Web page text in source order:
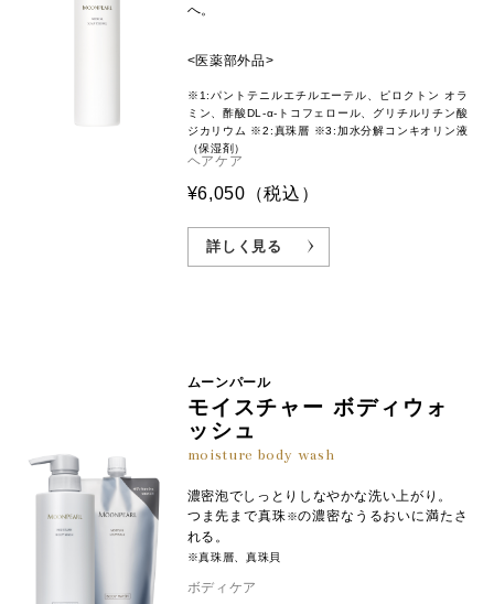
へ。
<医薬部外品>
※1:パントテニルエチルエーテル、ピロクトン オラ
ミン、酢酸DL-α-トコフェロール、グリチルリチン酸
ジカリウム ※2:真珠層 ※3:加水分解コンキオリン液
（保湿剤）
ヘアケア
¥6,050 （税込）
詳しく見る
ムーンパール
モイスチャー ボディウォ
ッシュ
moisture body wash
濃密泡でしっとりしなやかな洗い上がり。
つま先まで真珠 ※の濃密なうるおいに満たさ
れる。
※真珠層、真珠貝
ボディケア